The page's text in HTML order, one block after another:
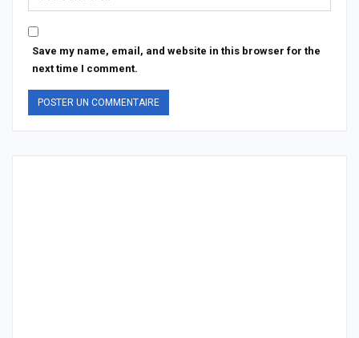
Save my name, email, and website in this browser for the
next time I comment.